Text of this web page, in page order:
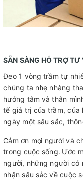
SẴN SÀNG HỖ TRỢ TƯ
Đeo 1 vòng trầm tự
chúng ta nhẹ nhàng
hướng tâm và thân
tế giá trị của trầm, của
ngày một sâu sắc,
Cảm ơn mọi người và
trong cuộc sống. Ước
người, những người có
nhận sâu sắc về cuộc